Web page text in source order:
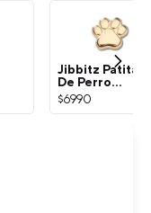
Jibbitz Patita
De Perro
Dorada Crocs
$6990